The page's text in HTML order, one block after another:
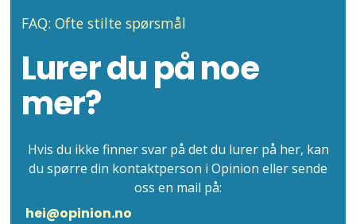
FAQ: Ofte stilte spørsmål
Lurer du på noe
mer?
Hvis du ikke finner svar på det du lurer på her, kan
du spørre din kontaktperson i Opinion eller sende
oss en mail på:
hei@opinion.no